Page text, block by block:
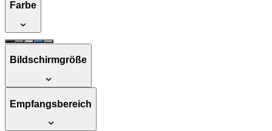
Farbe
Bildschirmgröße
Empfangsbereich